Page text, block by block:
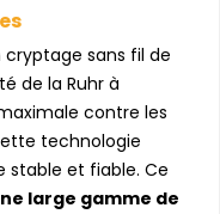
cryptage sans fil de
de la Ruhr à
contre les
technologie
stable et fiable. Ce
large gamme de